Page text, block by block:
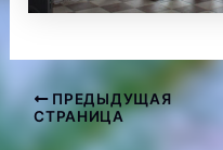
Навигация
ПРЕДЫДУЩАЯ
СТРАНИЦА